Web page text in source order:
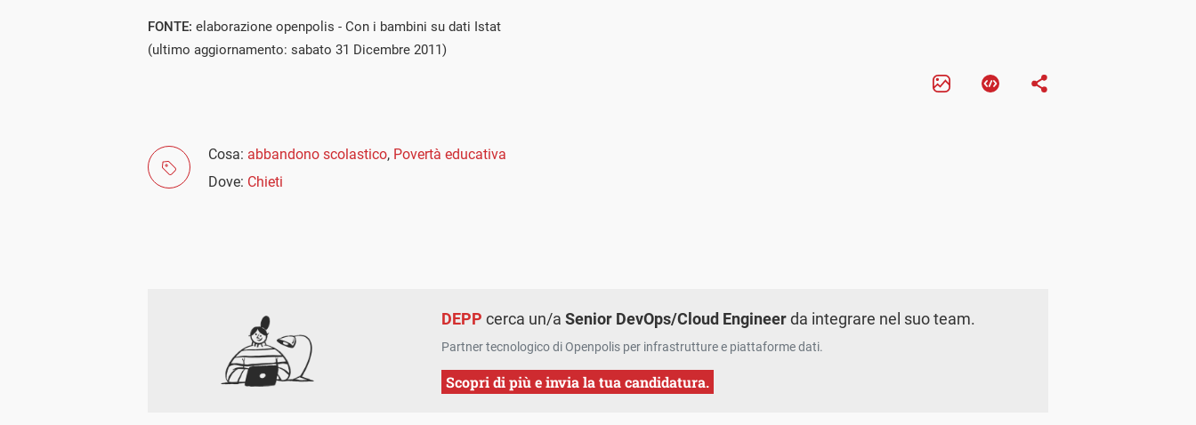
FONTE: elaborazione openpolis - Con i bambini su dati Istat
(ultimo aggiornamento: sabato 31 Dicembre 2011)
Cosa: abbandono scolastico, Povertà educativa
Dove: Chieti
DEPP cerca un/aSenior DevOps/Cloud Engineerda integrare nel suo team.
Partner tecnologico di Openpolis per infrastrutture e piattaforme dati.
Scopri di più e invia la tua candidatura.